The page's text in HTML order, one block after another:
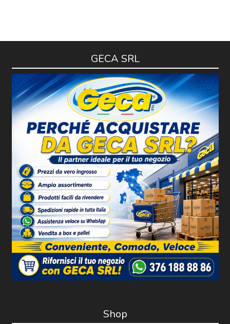
GECA SRL
Shop